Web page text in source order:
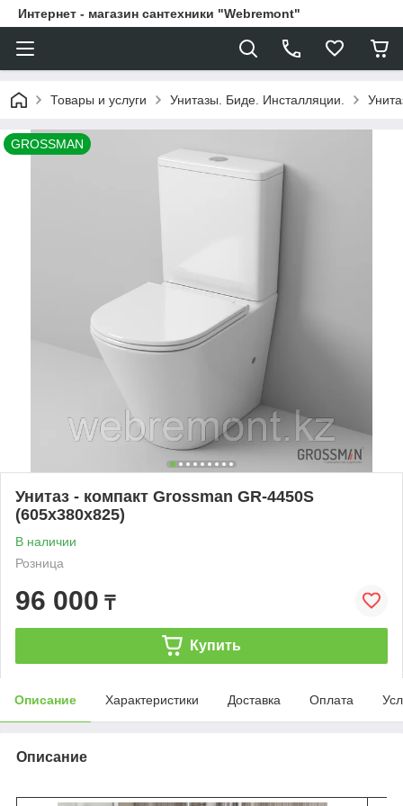
Интернет - магазин сантехники "Webremont"
Товары и услуги Унитазы. Биде. Инсталляции.
GROSSMAN
Унитаз - компакт Grossman GR-4450S
(605x380x825)
В наличии
Розница
96 000 ₸
Купить
Описание Характеристики Доставка Оплата
Описание